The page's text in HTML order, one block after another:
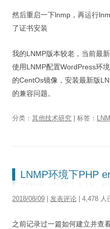
然后重启一下lnmp，再运行
了证书安装
我的LNMP版本较老，当前最
使用LNMP配置WordPress环
的CentOs镜像，安装最新版
的兼容问题。
分类： 其他技术研究 | 标签：
LNMP环境下PHP
2018/08/09 | 发表评论 | 4,478 人
之前记录过一篇如何建立并查